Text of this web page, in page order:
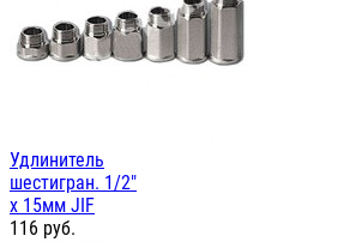
Удлинитель
шестигран. 1/2"
х 15мм JIF
116 руб.